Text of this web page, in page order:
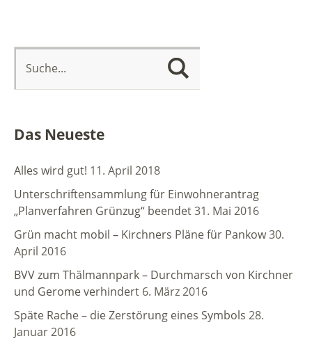
Das Neueste
Alles wird gut! 11. April 2018
Unterschriftensammlung für Einwohnerantrag
„Planverfahren Grünzug“ beendet31. Mai 2016
Grün macht mobil – Kirchners Pläne für Pankow30.
April 2016
BVV zum Thälmannpark – Durchmarsch von Kirchner
und Gerome verhindert 6. März 2016
Späte Rache – die Zerstörung eines Symbols 28.
Januar 2016